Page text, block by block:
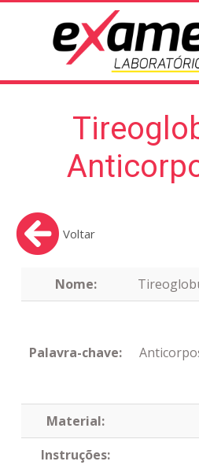
Voltar
Nome:
Palavra-chave:
Material:
Instruções: